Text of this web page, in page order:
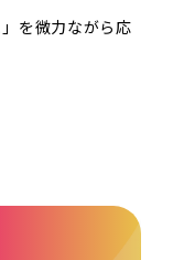
を微力ながら応